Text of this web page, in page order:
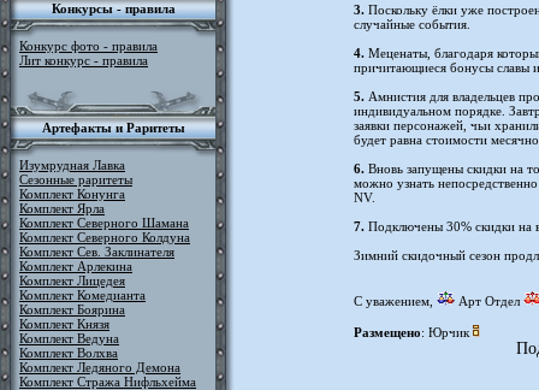
Конкурсы - правила
Конкурс фото - правила
Лит конкурс - правила
Артефакты и Раритеты
Изумрудная Лавка
Сезонные раритеты
Комплект Конунга
Комплект Ярла
Комплект Северного Шамана
Комплект Северного Колдуна
Комплект Сев. Заклинателя
Комплект Арлекина
Комплект Лицедея
Комплект Комедианта
Комплект Боярина
Комплект Князя
Комплект Ведуна
Комплект Волхва
Комплект Ледяного Демона
Комплект Стража Нифльхейма
3. Поскольку ёлки уже
случайные события.
4. Меценаты, благодаря
причитающиеся бонусы славы
5. Амнистия для владельцев
индивидуальном порядке.
заявки персонажей, чьи
будет равна стоимости
6. Вновь запущены скидки на
можно узнать
NV.
7. Подключены 30% скидки на
Зимний скидочный сезон
С уважением, Арт Отдел
Размещено: Юрчик